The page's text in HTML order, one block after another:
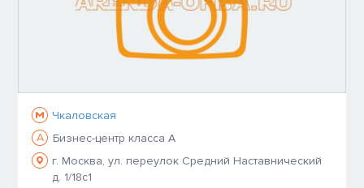
Чкаловская
A
Бизнес-центр класса A
г. Москва, ул. переулок Средний Наставнический
д. 1/18с1